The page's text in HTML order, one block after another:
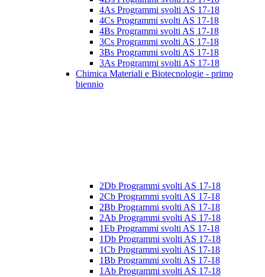
4As Programmi svolti AS 17-18
4Cs Programmi svolti AS 17-18
4Bs Programmi svolti AS 17-18
3Cs Programmi svolti AS 17-18
3Bs Programmi svolti AS 17-18
3As Programmi svolti AS 17-18
Chimica Materiali e Biotecnologie - primo
biennio
2Db Programmi svolti AS 17-18
2Cb Programmi svolti AS 17-18
2Bb Programmi svolti AS 17-18
2Ab Programmi svolti AS 17-18
1Eb Programmi svolti AS 17-18
1Db Programmi svolti AS 17-18
1Cb Programmi svolti AS 17-18
1Bb Programmi svolti AS 17-18
1Ab Programmi svolti AS 17-18